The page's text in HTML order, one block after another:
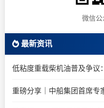
微信公
最新资讯
重磅分享｜中船集团首席专